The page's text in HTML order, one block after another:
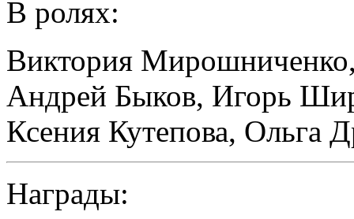
В ролях:
Виктория Мирошниченко
Андрей Быков, Игорь
Ксения Кутепова, Ольга
Награды: